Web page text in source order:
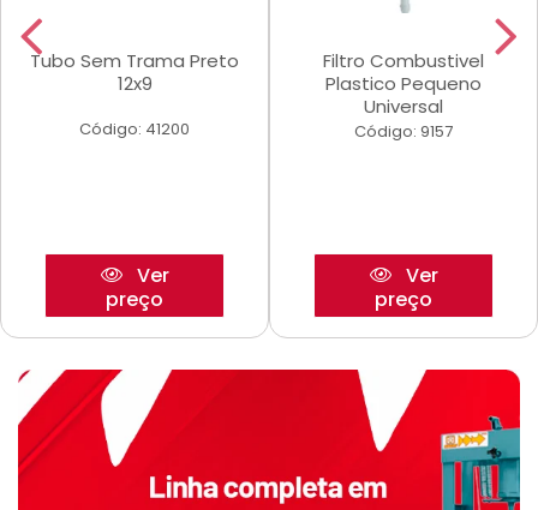
Tubo Sem Trama Preto
12x9
Código: 41200
Ver
preço
Filtro Combustivel
Plastico Pequeno
Universal
Código: 9157
Ver
preço